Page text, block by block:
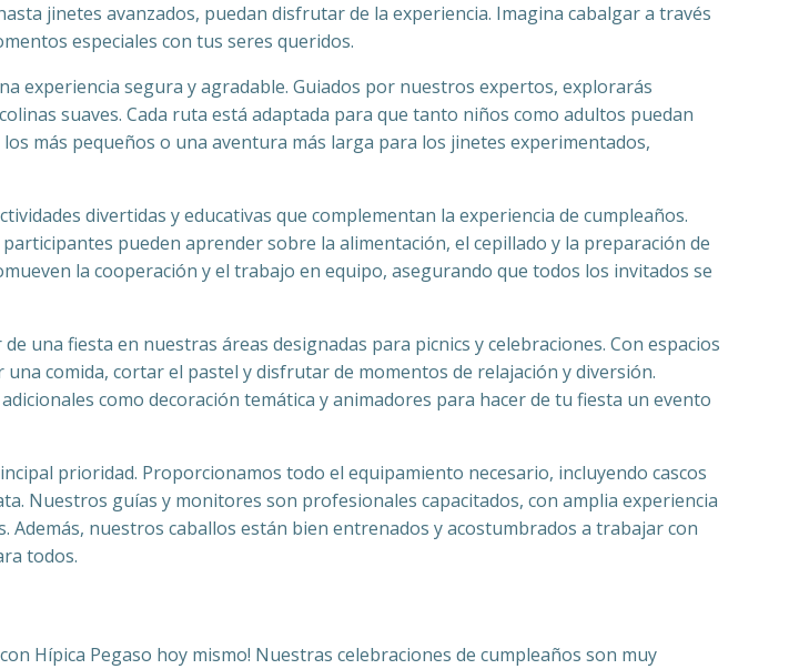
jinetes avanzados, puedan disfrutar de la experiencia. Imagina cabalgar a través
especiales con tus seres queridos.
experiencia segura y agradable. Guiados por nuestros expertos, explorarás
suaves. Cada ruta está adaptada para que tanto niños como adultos puedan
más pequeños o una aventura más larga para los jinetes experimentados,
divertidas y educativas que complementan la experiencia de cumpleaños.
pueden aprender sobre la alimentación, el cepillado y la preparación de
la cooperación y el trabajo en equipo, asegurando que todos los invitados se
una fiesta en nuestras áreas designadas para picnics y celebraciones. Con espacios
comida, cortar el pastel y disfrutar de momentos de relajación y diversión.
como decoración temática y animadores para hacer de tu fiesta un evento
prioridad. Proporcionamos todo el equipamiento necesario, incluyendo cascos
Nuestros guías y monitores son profesionales capacitados, con amplia experiencia
Además, nuestros caballos están bien entrenados y acostumbrados a trabajar con
todos.
Hípica Pegaso hoy mismo! Nuestras celebraciones de cumpleaños son muy